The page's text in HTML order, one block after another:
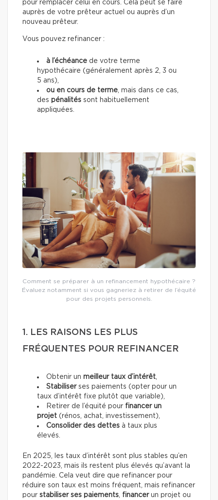
pour remplacer celui en cours. Cela peut se faire
auprès de votre prêteur actuel ou auprès d’un
nouveau prêteur.
Vous pouvez refinancer :
à l’échéance de votre terme
hypothécaire (généralement après 2, 3 ou
5 ans),
ou en cours de terme, mais dans ce cas,
des pénalités sont habituellement
appliquées.
Comment se préparer à un refinancement hypothécaire ?
Évaluez notamment si vous gagneriez à retirer de l’équité
pour des projets personnels.
1. LES RAISONS LES PLUS
FRÉQUENTES POUR REFINANCER
Obtenir un meilleur taux d’intérêt,
Stabiliserses paiements (opter pour un
taux d’intérêt fixe plutôt que variable),
Retirer de l’équité pour financer un
projet (rénos, achat, investissement),
Consolider des dettes à taux plus
élevés.
En 2025, les taux d’intérêt sont plus stables qu’en
2022-2023, mais ils restent plus élevés qu’avant la
pandémie. Cela veut dire que refinancer pour
réduire son taux est moins fréquent, mais refinancer
pour stabiliser ses paiements, financerun projet ou